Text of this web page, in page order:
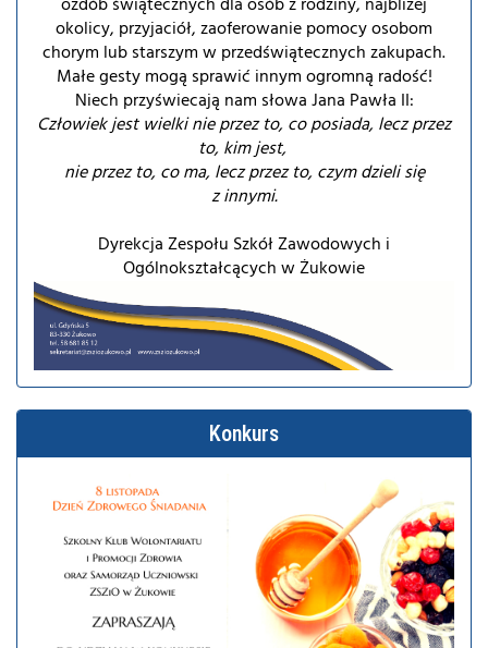
okolicy, przyjaciół, zaoferowanie pomocy osobom
chorym lub starszym w przedświątecznych zakupach.
Małe gesty mogą sprawić innym ogromną radość!
Niech przyświecają nam słowa Jana Pawła II:
Człowiek jest wielki nie przez to, co posiada, lecz przez
to, kim jest,
nie przez to, co ma, lecz przez to, czym dzieli się
z innymi.
Dyrekcja Zespołu Szkół Zawodowych i
Ogólnokształcących w Żukowie
Konkurs